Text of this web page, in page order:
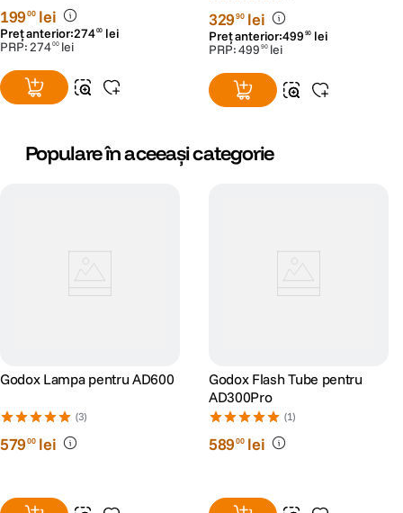
19900 lei
Preț anterior:27400 lei
PRP:27400 lei
32990 lei
Preț anterior:499 90 lei
PRP:499 90 lei
Populare în aceeași categorie
Godox Lampa pentru AD600
(3)
57900 lei
Godox Flash Tube pentru
AD300Pro
(1)
58900 lei